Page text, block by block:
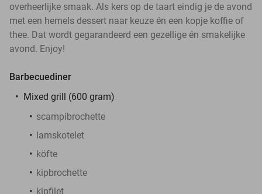
overheerlijke smaak. Als kers op de taart eindig je de avond
met een hemels dessert naar keuze én een kopje koffie of
thee. Dat wordt gegarandeerd een gezellige én smakelijke
avond. Enjoy!
Barbecuediner
Mixed grill (600 gram)
scampibrochette
lamskotelet
köfte
kipbrochette
kipfilet